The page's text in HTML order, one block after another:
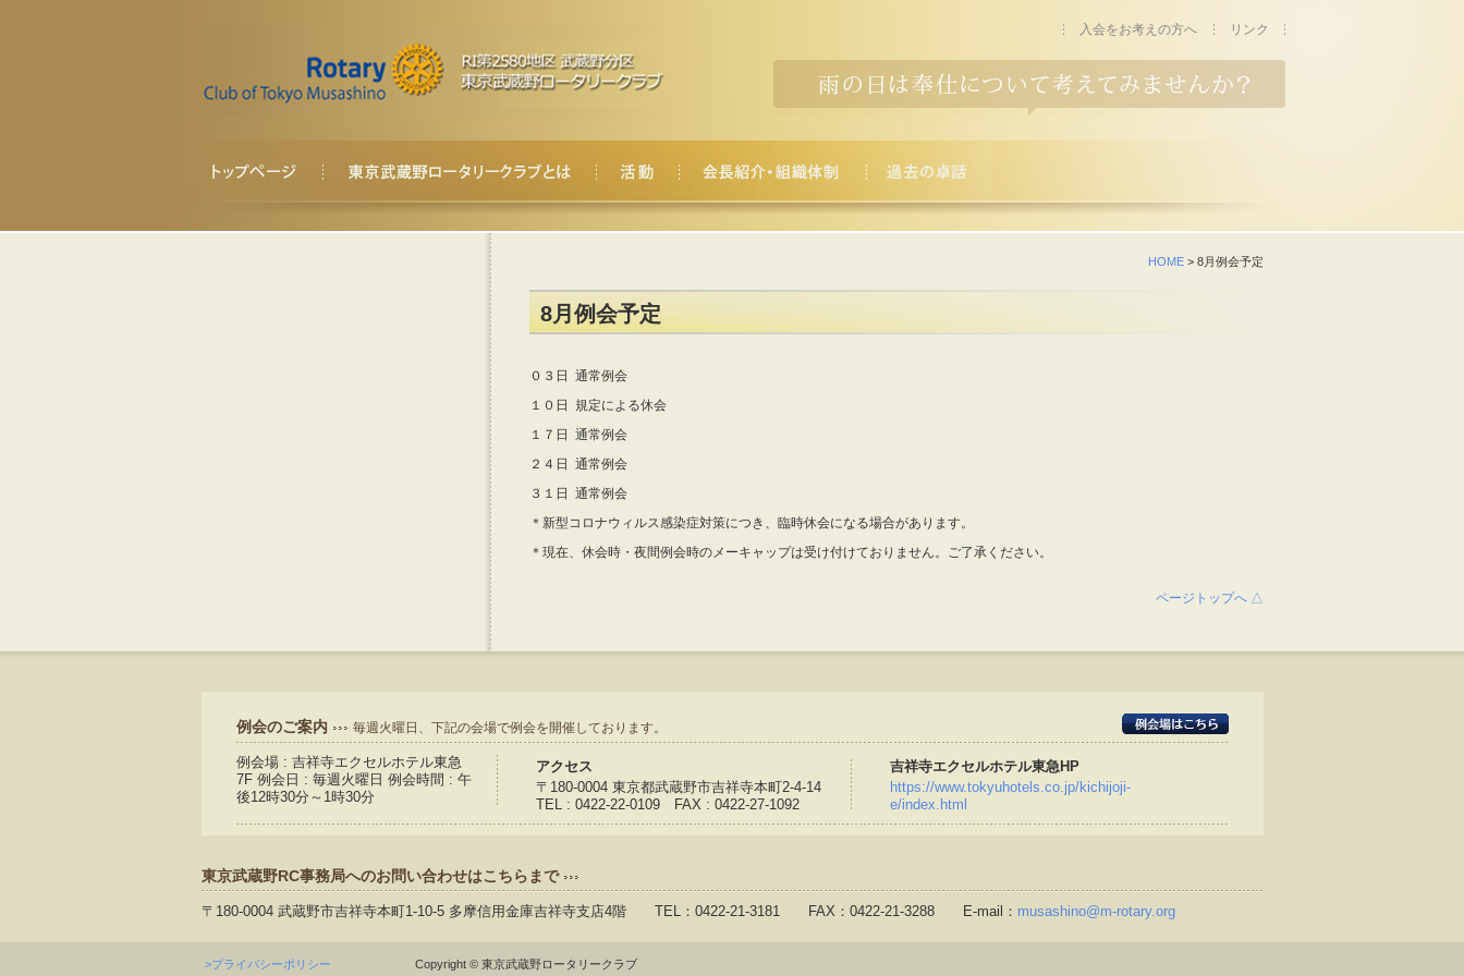
入会をお考えの方へ リンク
HOME> 8月例会予定
8月例会予定
０３日 通常例会
１０日 規定による休会
１７日 通常例会
２４日 通常例会
３１日 通常例会
＊新型コロナウィルス感染症対策につき、臨時休会になる場合があります。
＊現在、休会時・夜間例会時のメーキャップは受け付けておりません。ご了承ください。
ページトップへ △
例会のご案内 毎週火曜日、下記の会場で例会を開催しております。
例会場 : 吉祥寺エクセルホテル東急
7F 例会日 : 毎週火曜日 例会時間 : 午
後12時30分～1時30分
アクセス
〒180-0004 東京都武蔵野市吉祥寺本町2-4-14
TEL : 0422-22-0109 FAX : 0422-27-1092
吉祥寺エクセルホテル東急HP
https://www.tokyuhotels.co.jp/kichijoji-
e/index.html
東京武蔵野RC事務局へのお問い合わせはこちらまで
〒180-0004 武蔵野市吉祥寺本町1-10-5 多摩信用金庫吉祥寺支店4階 TEL：0422-21-3181 FAX：0422-21-3288 E-mail： musashino@m-rotary.org
>プライバシーポリシー Copyright © 東京武蔵野ロータリークラブ